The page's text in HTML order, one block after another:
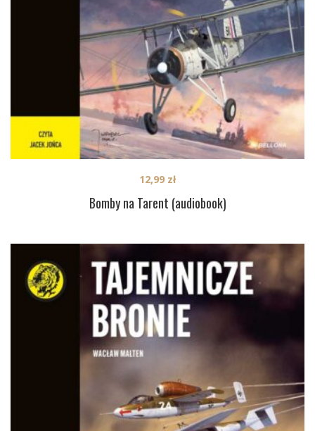
Bomby na Tarent (audiobook)
12,99 zł